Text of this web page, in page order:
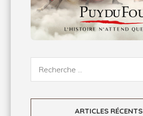
ARTICLES RÉCENTS